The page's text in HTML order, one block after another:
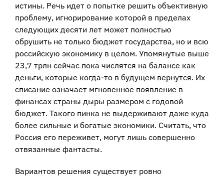
истины. Речь идет о попытке решить объективную
проблему, игнорирование которой в пределах
следующих десяти лет может полностью
обрушить не только бюджет государства, но и всю
российскую экономику в целом. Упомянутые выше
23,7 трлн сейчас пока числятся на балансе как
деньги, которые когда-то в будущем вернутся. Их
списание означает мгновенное появление в
финансах страны дыры размером с годовой
бюджет. Такого пинка не выдерживают даже куда
более сильные и богатые экономики. Считать, что
Россия его переживет, могут лишь совершенно
отвязанные фантасты.
Вариантов решения существует ровно